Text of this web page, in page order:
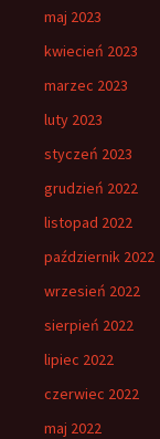
maj 2023
kwiecień 2023
marzec 2023
luty 2023
styczeń 2023
grudzień 2022
listopad 2022
październik 2022
wrzesień 2022
sierpień 2022
lipiec 2022
czerwiec 2022
maj 2022